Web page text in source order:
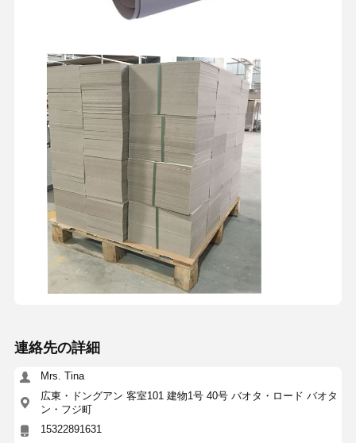
連絡先の詳細
Mrs. Tina
広東・ドングアン 客室101 建物1号 40号 バオタ・ロード バオタ
ン・フジ町
15322891631